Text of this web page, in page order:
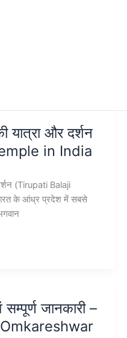
यात्रा और दर्शन
in India
(Tirupati Balaji
के आंध्र प्रदेश में सबसे
जानकारी –